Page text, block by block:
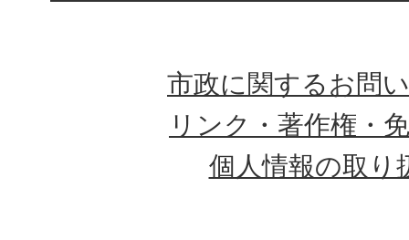
市政に関するお問
リンク・著作権・
個人情報の取り